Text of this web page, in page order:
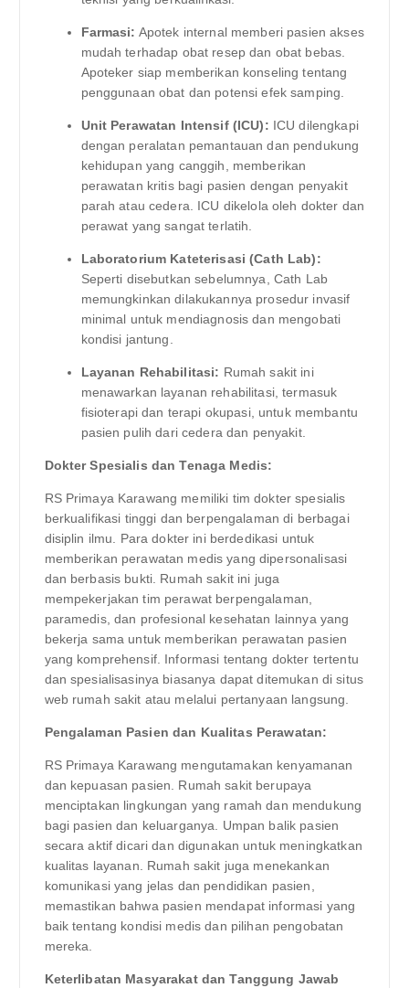
Farmasi: Apotek internal memberi pasien akses
mudah terhadap obat resep dan obat bebas.
Apoteker siap memberikan konseling tentang
penggunaan obat dan potensi efek samping.
Unit Perawatan Intensif (ICU): ICU dilengkapi
dengan peralatan pemantauan dan pendukung
kehidupan yang canggih, memberikan
perawatan kritis bagi pasien dengan penyakit
parah atau cedera. ICU dikelola oleh dokter dan
perawat yang sangat terlatih.
Laboratorium Kateterisasi (Cath Lab):
Seperti disebutkan sebelumnya, Cath Lab
memungkinkan dilakukannya prosedur invasif
minimal untuk mendiagnosis dan mengobati
kondisi jantung.
Layanan Rehabilitasi: Rumah sakit ini
menawarkan layanan rehabilitasi, termasuk
fisioterapi dan terapi okupasi, untuk membantu
pasien pulih dari cedera dan penyakit.
Dokter Spesialis dan Tenaga Medis:
RS Primaya Karawang memiliki tim dokter spesialis
berkualifikasi tinggi dan berpengalaman di berbagai
disiplin ilmu. Para dokter ini berdedikasi untuk
memberikan perawatan medis yang dipersonalisasi
dan berbasis bukti. Rumah sakit ini juga
mempekerjakan tim perawat berpengalaman,
paramedis, dan profesional kesehatan lainnya yang
bekerja sama untuk memberikan perawatan pasien
yang komprehensif. Informasi tentang dokter tertentu
dan spesialisasinya biasanya dapat ditemukan di situs
web rumah sakit atau melalui pertanyaan langsung.
Pengalaman Pasien dan Kualitas Perawatan:
RS Primaya Karawang mengutamakan kenyamanan
dan kepuasan pasien. Rumah sakit berupaya
menciptakan lingkungan yang ramah dan mendukung
bagi pasien dan keluarganya. Umpan balik pasien
secara aktif dicari dan digunakan untuk meningkatkan
kualitas layanan. Rumah sakit juga menekankan
komunikasi yang jelas dan pendidikan pasien,
memastikan bahwa pasien mendapat informasi yang
baik tentang kondisi medis dan pilihan pengobatan
mereka.
Keterlibatan Masyarakat dan Tanggung Jawab